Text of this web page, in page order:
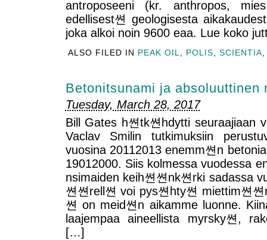
antroposeeni (kr. anthropos,
edellisest쎤 geologisesta
joka alkoi noin 9600 eaa. Lue koko
ALSO FILED IN PEAK OIL POLIS ,SCIENTIA
Betonitsunami ja absoluuttinen
Tuesday, March 28, 2017
Bill Gates h쎤tk쎤hdytti seuraajiaan
Vaclav Smilin tutkimuksiin
vuosina 20112013 enemm쎤n
19012000. Siis kolmessa vuodessa
nsimaiden keih쎤쎤nk쎤rki sadassa
쎤쎤rell쎤 voi pys쎤hty쎤 miettim쎤
쎤 on meid쎤n aikamme luonne.
laajempaa aineellista myrsky쎤,
[…]